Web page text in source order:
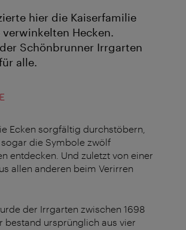
hier die Kaiserfamilie
Hecken.
Schönbrunner Irrgarten
alle.
Ecken sorgfältig durchstöbern,
sogar die Symbole zwölf
entdecken. Und zuletzt von einer
allen anderen beim Verirren
der Irrgarten zwischen 1698
bestand ursprünglich aus vier